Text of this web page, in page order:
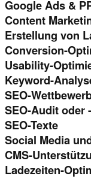
Google Ads &
Content
Erstellung von
Conversion-
Usability-
Keyword-
SEO-
SEO-Audit oder
SEO-Texte
Social Media
CMS-
Ladezeiten-